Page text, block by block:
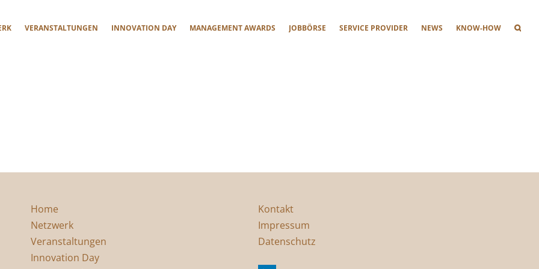
VERANSTALTUNGEN INNOVATION DAY MANAGEMENT AWARDS JOBBÖRSE SERVICE PROVIDER NEWS KNOW-HOW
Home
Netzwerk
Veranstaltungen
Innovation Day
Kontakt
Impressum
Datenschutz